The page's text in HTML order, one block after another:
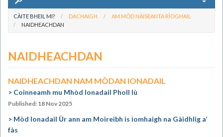
CÀITE BHEIL MI? DACHAIGH
AM MÒD NÀISEANTA RÌOGHAIL
NAIDHEACHDAN
NAIDHEACHDAN
NAIDHEACHDAN NAM MÒDAN IONADAIL
Coinneamh mu Mhòd Ionadail Pholl Iù
Published: 18 Nov 2025
Mòd Ionadail Ùr ann am Moireibh is ìomhaigh na Gàidhlig a’
fàs